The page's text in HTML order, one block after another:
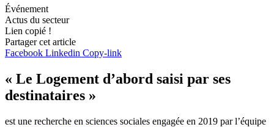
Événement
Actus du secteur
Lien copié !
Partager cet article
Facebook Linkedin Copy-link
« Le Logement d’abord saisi par ses
destinataires »
est une recherche en sciences sociales engagée en 2019 par l’équipe